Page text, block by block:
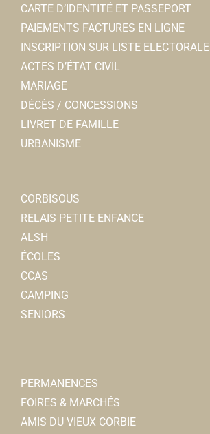
CARTE D’IDENTITÉ ET PASSEPORT
PAIEMENTS FACTURES EN LIGNE
INSCRIPTION SUR LISTE ELECTORALE
ACTES D’ÉTAT CIVIL
MARIAGE
DÉCÈS / CONCESSIONS
LIVRET DE FAMILLE
URBANISME
CORBISOUS
RELAIS PETITE ENFANCE
ALSH
ÉCOLES
CCAS
CAMPING
SENIORS
PERMANENCES
FOIRES & MARCHÉS
AMIS DU VIEUX CORBIE